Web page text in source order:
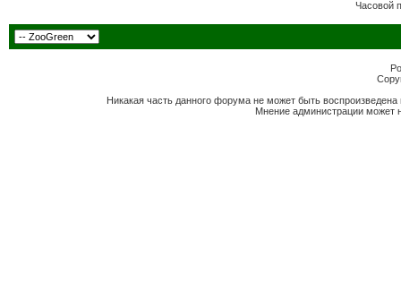
Часовой
Никакая часть данного форума не может быть
Мнение администрации может